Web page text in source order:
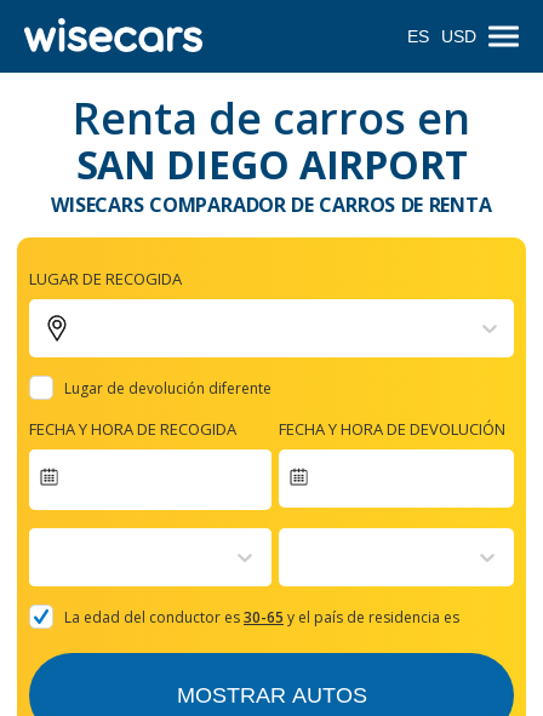
ES USD
Renta de carros en
SAN DIEGO AIRPORT
WISECARS COMPARADOR DE CARROS DE RENTA
LUGAR DE RECOGIDA
Lugar de devolución diferente
FECHA Y HORA DE RECOGIDA
forward
with
the
and
FECHA Y HORA DE DEVOLUCIÓN
La edad del conductor es30-65 y el país de residencia es
MOSTRAR AUTOS